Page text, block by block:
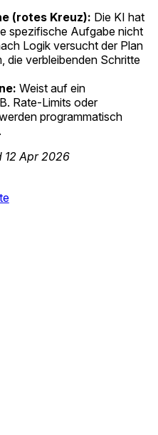
(rotes Kreuz): Die KI hat
spezifische Aufgabe nicht
Logik versucht der Plan
die verbleibenden Schritte
Weist auf ein
Rate-Limits oder
programmatisch
12 Apr 2026